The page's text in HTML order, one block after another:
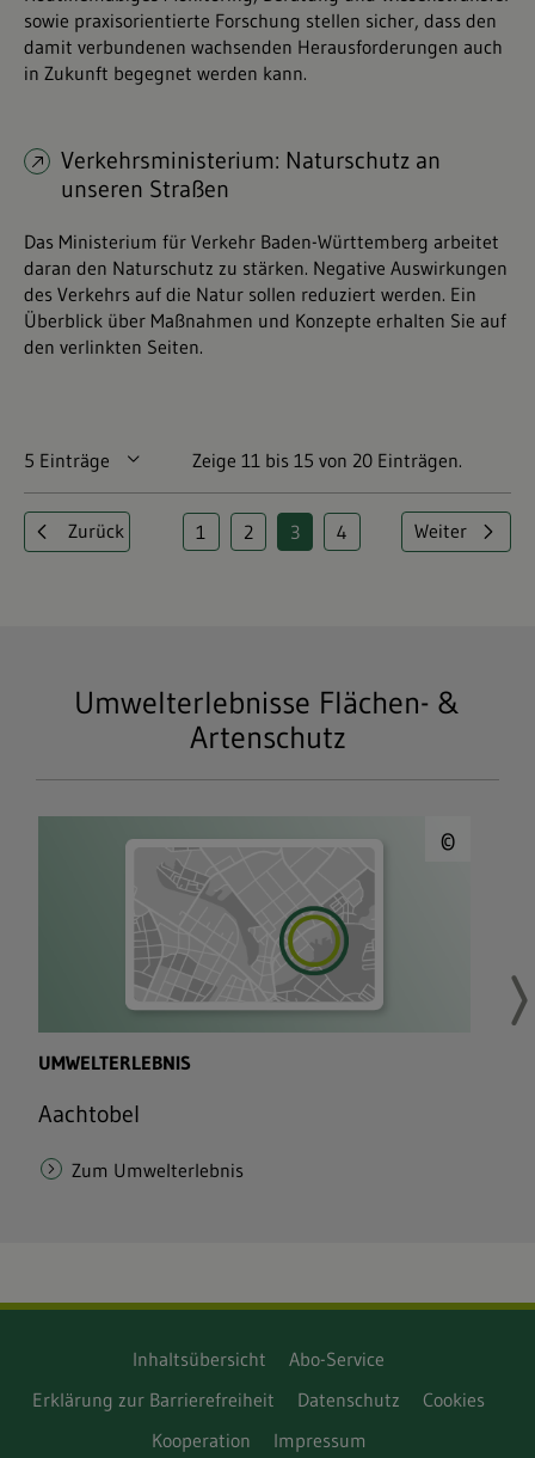
sowie praxisorientierte Forschung stellen sicher, dass den
damit verbundenen wachsenden Herausforderungen auch
in Zukunft begegnet werden kann.
Verkehrsministerium: Naturschutz an
unseren Straßen
Das Ministerium für Verkehr Baden-Württemberg arbeitet
daran den Naturschutz zu stärken. Negative Auswirkungen
des Verkehrs auf die Natur sollen reduziert werden. Ein
Überblick über Maßnahmen und Konzepte erhalten Sie auf
den verlinkten Seiten.
5 Einträge Pro Seite Zeige 11 bis 15 von 20 Einträgen.
Zurück
Seite
1 Seite
2 Seite
3 Seite
4 Weiter
Inhaltsübersicht
Abo-Service
Erklärung zur Barrierefreiheit
Datenschutz
Cookies
Kooperation
Impressum